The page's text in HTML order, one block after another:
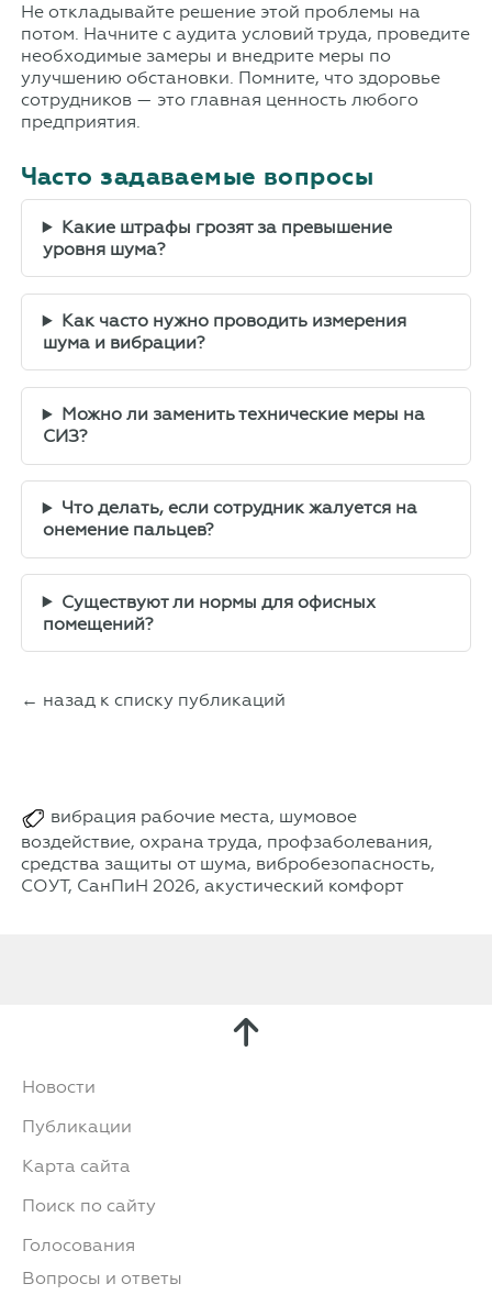
Не откладывайте решение этой проблемы на
потом. Начните с аудита условий труда, проведите
необходимые замеры и внедрите меры по
улучшению обстановки. Помните, что здоровье
сотрудников — это главная ценность любого
предприятия.
Часто задаваемые вопросы
Какие штрафы грозят за превышение
уровня шума?
Как часто нужно проводить измерения
шума и вибрации?
Можно ли заменить технические меры на
СИЗ?
Что делать, если сотрудник жалуется на
онемение пальцев?
Существуют ли нормы для офисных
помещений?
← назад к списку публикаций
вибрация рабочие места, шумовое
воздействие, охрана труда, профзаболевания,
средства защиты от шума, вибробезопасность,
СОУТ, СанПиН 2026, акустический комфорт
Новости
Публикации
Карта сайта
Поиск по сайту
Голосования
Вопросы и ответы